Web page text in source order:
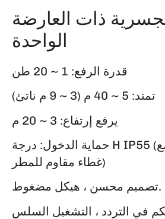
ذات العارضة
الواحدة
قدرة الرفع: 1 ~ 20 طن
تمتد: 5 ~ 40 م (3 ~ 9 م ناتئ)
يرفع إرتفاع: 3 ~ 20 م
حماية الدخول: درجة H IP55 (في الهواء الطلق مع
غطاء مقاوم للمطر)
تصميم محسن ، هيكل مضغوط.